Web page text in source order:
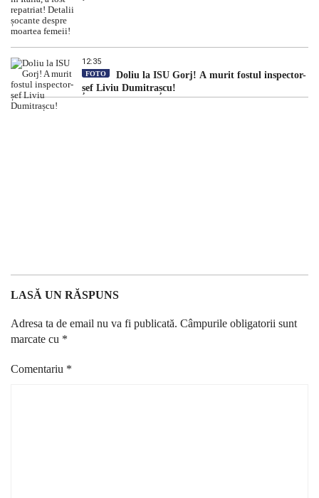
12:35
FOTO
Doliu la ISU Gorj! A murit fostul inspector-
șef Liviu Dumitrașcu!
LASĂ UN RĂSPUNS
Adresa ta de email nu va fi publicată. Câmpurile obligatorii sunt
marcate cu *
Comentariu *